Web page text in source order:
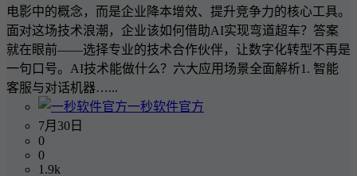
电影中的概念，而是企业降本增效、提升竞争力的核心工具。
面对这场技术浪潮，企业该如何借助AI实现弯道超车？答案
就在眼前——选择专业的技术合作伙伴，让数字化转型不再是
一句口号。AI技术能做什么？六大应用场景全面解析1. 智能
客服与对话机器…...
一秒软件官方
7月30日
0
0
1.9k